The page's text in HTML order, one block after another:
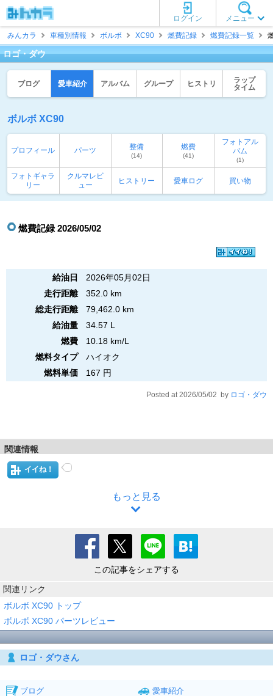
メニュー
ログイン
みんカラ
車種別情報 ボルボ XC90 燃費記録 燃費記録一覧
ロゴ・ダウ
ブログ 愛車紹介 アルバム グループ ヒストリ
ラップ
タイム
ボルボ XC90
プロフィール パーツ 整備
(14)
燃費
(41)
フォトアル
バム
(1)
フォトギャラ
リー
クルマレビ
ュー
ヒストリー 愛車ログ 買い物
燃費記録 2026/05/02
給油日
2026年05月02日
走行距離
352.0 km
総走行距離
79,462.0 km
給油量
34.57 L
燃費
10.18 km/L
燃料タイプ
ハイオク
燃料単価
167 円
Posted at 2026/05/02 by ロゴ・ダウ
関連情報
イイね！
もっと見る
この記事をシェアする
関連リンク
ボルボ XC90 トップ
ボルボ XC90 パーツレビュー
ロゴ・ダウさん
ブログ
愛車紹介